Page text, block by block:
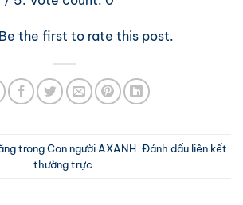
the first to rate this post.
trongCon người AXANH . Đánh dấu liên kết
thường trực